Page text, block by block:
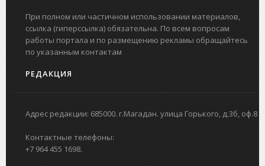
При полном или частичном использовании материалов,
ссылка (гиперссылка) обязательна. По всем вопросам
работы портала и по размещению рекламы обращайтесь
по указанным контактам
РЕДАКЦИЯ
Адрес редакции: 685000. г.Магадан. улица Горького, д.3б, оф.8
Контактные телефоны:
+7 964 455 1698.